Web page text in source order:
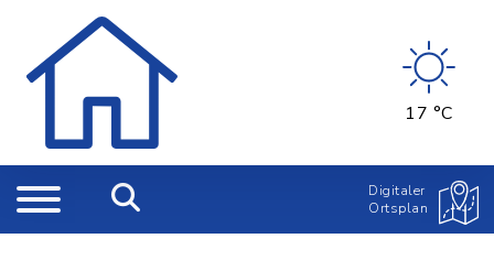
17 °C
Digitaler
Ortsplan